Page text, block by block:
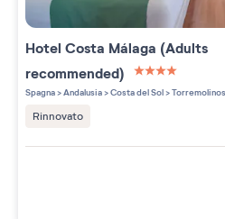
Hotel Costa Málaga (Adults
recommended)
4 étoiles sur 5
Spagna>Andalusia>Costa del Sol>Torremolinos
Rinnovato